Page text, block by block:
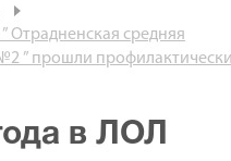
Отрадненская средняя
” прошли
в ЛОЛ